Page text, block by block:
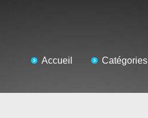
Accueil Catégories